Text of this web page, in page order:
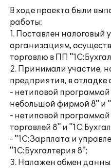
В ходе проекта были
работы:
1. Поставлен налоговый
организациям,
торговлю в ПП
2. Принимали участие,
предприятия, в
- нетиповой
небольшой фирмой 8" и
- нетиповой
торговлей 8" и
- "1С:Зарплата и
"1С:Бухгалтерия 8";
3. Налажен обмен